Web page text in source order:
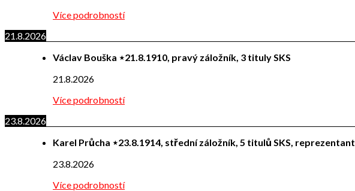
Více podrobností
21.8.2026
Václav Bouška ⋆21.8.1910, pravý záložník, 3 tituly SKS
21.8.2026
Více podrobností
23.8.2026
Karel Průcha ⋆23.8.1914, střední záložník, 5 titulů SKS, reprezentant
23.8.2026
Více podrobností